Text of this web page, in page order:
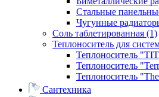
Стальные
Чугунные
Соль таблетированная (1)
Теплоноситель для
Теплоноситель
Теплоноситель
Теплоноситель
Сантехника